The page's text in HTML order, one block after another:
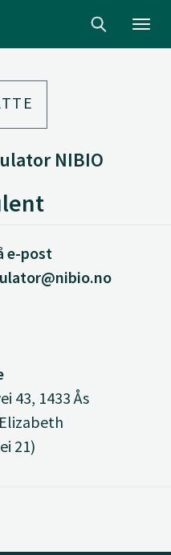
NIBIO
e-post
43, 1433 Ås
21)